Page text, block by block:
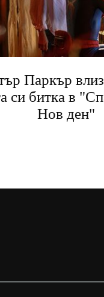
Паркър
си битка в
Нов ден"